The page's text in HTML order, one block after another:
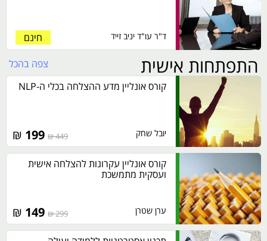
ד"ר עו"ד יניב זייד חינם
התפתחות אישית
צפה בהכל
קורס אונליין מדע ההצלחה בכלי ה-NLP
יובל שחק 449 ₪
₪
קורס אונליין עקרונות להצלחה אישית
ועסקית מתמשכת
ערן שטרן 299 ₪
₪